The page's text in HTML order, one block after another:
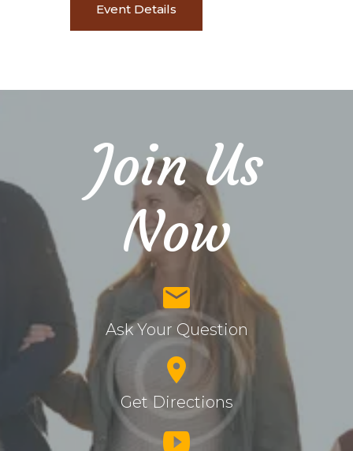
Event Details
Join Us
Now
Ask Your Question
Get Directions